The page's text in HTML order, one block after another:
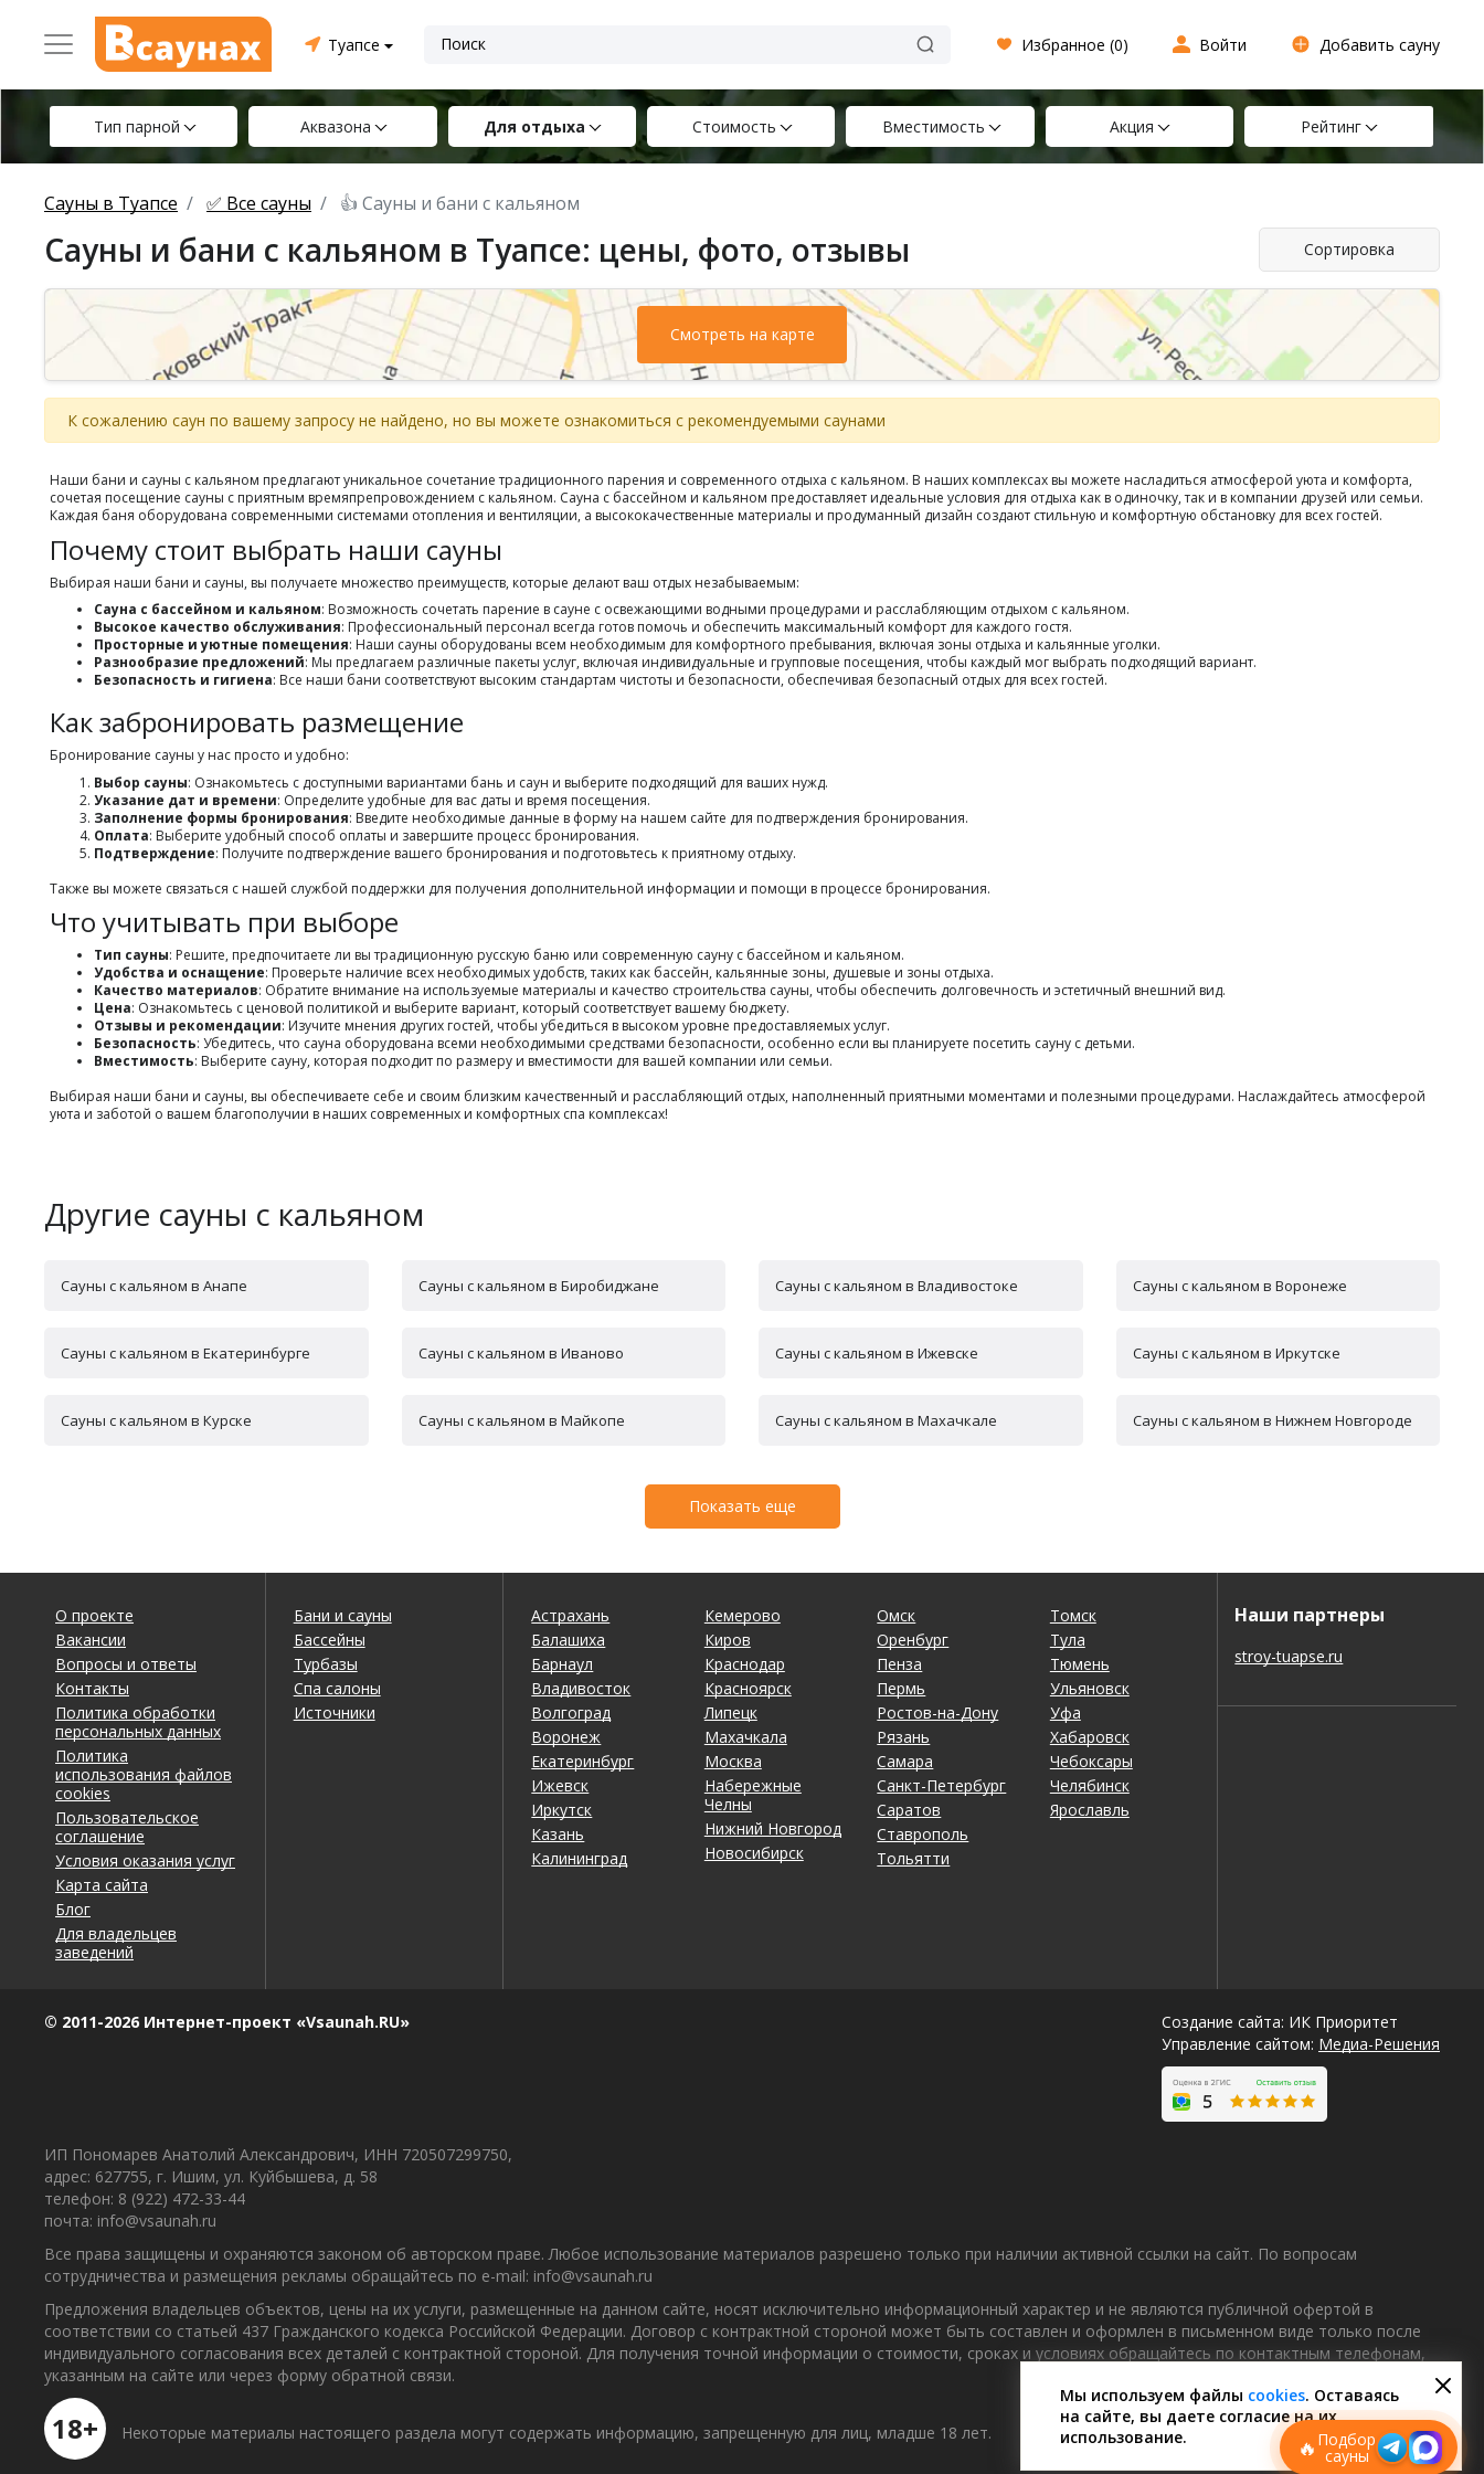
Туапсе Избранное (0) Войти Добавить сауну
Тип парной Аквазона Для отдыха Стоимость Вместимость Акция Рейтинг
Сауны в Туапсе ✅ Все сауны 👍 Сауны и бани с кальяном
Сауны и бани с кальяном в Туапсе: цены, фото, отзывы Сортировка
Смотреть на карте
К сожалению саун по вашему запросу не найдено, но вы можете ознакомиться с рекомендуемыми саунами
Наши бани и сауны с кальяном предлагают уникальное сочетание традиционного парения и современного отдыха с кальяном. В наших комплексах вы можете насладиться атмосферой уюта и комфорта,
сочетая посещение сауны с приятным времяпрепровождением с кальяном. Сауна с бассейном и кальяном предоставляет идеальные условия для отдыха как в одиночку, так и в компании друзей или семьи.
Каждая баня оборудована современными системами отопления и вентиляции, а высококачественные материалы и продуманный дизайн создают стильную и комфортную обстановку для всех гостей.
Почему стоит выбрать наши сауны
Выбирая наши бани и сауны, вы получаете множество преимуществ, которые делают ваш отдых незабываемым:
Сауна с бассейном и кальяном: Возможность сочетать парение в сауне с освежающими водными процедурами и расслабляющим отдыхом с кальяном.
Высокое качество обслуживания: Профессиональный персонал всегда готов помочь и обеспечить максимальный комфорт для каждого гостя.
Просторные и уютные помещения: Наши сауны оборудованы всем необходимым для комфортного пребывания, включая зоны отдыха и кальянные уголки.
Разнообразие предложений: Мы предлагаем различные пакеты услуг, включая индивидуальные и групповые посещения, чтобы каждый мог выбрать подходящий вариант.
Безопасность и гигиена: Все наши бани соответствуют высоким стандартам чистоты и безопасности, обеспечивая безопасный отдых для всех гостей.
Как забронировать размещение
Бронирование сауны у нас просто и удобно:
Выбор сауны: Ознакомьтесь с доступными вариантами бань и саун и выберите подходящий для ваших нужд.
Указание дат и времени: Определите удобные для вас даты и время посещения.
Заполнение формы бронирования: Введите необходимые данные в форму на нашем сайте для подтверждения бронирования.
Оплата: Выберите удобный способ оплаты и завершите процесс бронирования.
Подтверждение: Получите подтверждение вашего бронирования и подготовьтесь к приятному отдыху.
Также вы можете связаться с нашей службой поддержки для получения дополнительной информации и помощи в процессе бронирования.
Что учитывать при выборе
Тип сауны: Решите, предпочитаете ли вы традиционную русскую баню или современную сауну с бассейном и кальяном.
Удобства и оснащение: Проверьте наличие всех необходимых удобств, таких как бассейн, кальянные зоны, душевые и зоны отдыха.
Качество материалов: Обратите внимание на используемые материалы и качество строительства сауны, чтобы обеспечить долговечность и эстетичный внешний вид.
Цена: Ознакомьтесь с ценовой политикой и выберите вариант, который соответствует вашему бюджету.
Отзывы и рекомендации: Изучите мнения других гостей, чтобы убедиться в высоком уровне предоставляемых услуг.
Безопасность: Убедитесь, что сауна оборудована всеми необходимыми средствами безопасности, особенно если вы планируете посетить сауну с детьми.
Вместимость: Выберите сауну, которая подходит по размеру и вместимости для вашей компании или семьи.
Выбирая наши бани и сауны, вы обеспечиваете себе и своим близким качественный и расслабляющий отдых, наполненный приятными моментами и полезными процедурами. Наслаждайтесь атмосферой
уюта и заботой о вашем благополучии в наших современных и комфортных спа комплексах!
Другие сауны с кальяном
Сауны с кальяном в Анапе Сауны с кальяном в Биробиджане Сауны с кальяном в Владивостоке Сауны с кальяном в Воронеже
Сауны с кальяном в Екатеринбурге Сауны с кальяном в Иваново Сауны с кальяном в Ижевске Сауны с кальяном в Иркутске
Сауны с кальяном в Курске Сауны с кальяном в Майкопе Сауны с кальяном в Махачкале Сауны с кальяном в Нижнем Новгороде
Показать еще
О проекте
Вакансии
Вопросы и ответы
Контакты
Политика обработки
персональных данных
Политика
использования файлов
cookies
Пользовательское
соглашение
Условия оказания услуг
Карта сайта
Блог
Для владельцев
заведений
Бани и сауны
Бассейны
Турбазы
Спа салоны
Источники
Астрахань
Балашиха
Барнаул
Владивосток
Волгоград
Воронеж
Екатеринбург
Ижевск
Иркутск
Казань
Калининград
Кемерово
Киров
Краснодар
Красноярск
Липецк
Махачкала
Москва
Набережные
Челны
Нижний Новгород
Новосибирск
Омск
Оренбург
Пенза
Пермь
Ростов-на-Дону
Рязань
Самара
Санкт-Петербург
Саратов
Ставрополь
Тольятти
Томск
Тула
Тюмень
Ульяновск
Уфа
Хабаровск
Чебоксары
Челябинск
Ярославль
Наши партнеры
stroy-tuapse.ru
© 2011-2026 Интернет-проект «Vsaunah.RU»
Создание сайта: ИК Приоритет
Управление сайтом: Медиа-Решения
ИП Пономарев Анатолий Александрович, ИНН 720507299750,
адрес: 627755, г. Ишим, ул. Куйбышева, д. 58
телефон: 8 (922) 472-33-44
почта: info@vsaunah.ru
Все права защищены и охраняются законом об авторском праве. Любое использование материалов разрешено только при наличии активной ссылки на сайт. По вопросам
сотрудничества и размещения рекламы обращайтесь по e-mail: info@vsaunah.ru
Предложения владельцев объектов, цены на их услуги, размещенные на данном сайте, носят исключительно информационный характер и не являются публичной офертой в
соответствии со статьей 437 Гражданского кодекса Российской Федерации. Договор с контрактной стороной может быть составлен и оформлен в письменном виде только после
индивидуального согласования всех деталей с контрактной стороной. Для получения точной информации о стоимости, сроках и условиях обращайтесь по контактным телефонам,
указанным на сайте или через форму обратной связи.
18+ Некоторые материалы настоящего раздела могут содержать информацию, запрещенную для лиц, младше 18 лет.
🔥 Подбор
сауны
Лучшие
саун
Подписывайтесь в Telegram или MAX —
пришлём свежие скидки
Мы используем файлы cookies. Оставаясь
на сайте, вы даете согласие на их
использование.